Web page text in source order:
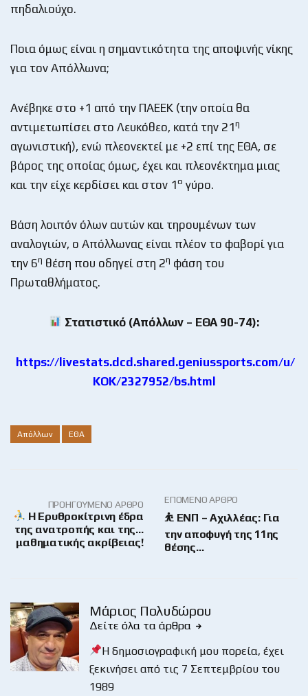
πηδαλιούχο.
Ποια όμως είναι η σημαντικότητα της αποψινής νίκης
για τον Απόλλωνα;
Ανέβηκε στο +1 από την ΠΑΕΕΚ (την οποία θα
αντιμετωπίσει στο Λευκόθεο, κατά την 21η
αγωνιστική), ενώ πλεονεκτεί με +2 επί της ΕΘΑ, σε
βάρος της οποίας όμως, έχει και πλεονέκτημα μιας
και την είχε κερδίσει και στον 1ο γύρο.
Βάση λοιπόν όλων αυτών και τηρουμένων των
αναλογιών, ο Απόλλωνας είναι πλέον το φαβορί για
την 6η θέση που οδηγεί στη 2η φάση του
Πρωταθλήματος.
Στατιστικό (Απόλλων – ΕΘΑ 90-74):
https://livestats.dcd.shared.geniussports.com/u/
KOK/2327952/bs.html
Απόλλων ΕΘΑ
ΠΡΟΗΓΟΎΜΕΝΟ ΆΡΘΡΟ
Η Ερυθροκίτρινη έδρα
της ανατροπής και της…
μαθηματικής ακρίβειας!
ΕΠΌΜΕΝΟ ΆΡΘΡΟ
⛹️ ΕΝΠ – Αχιλλέας: Για
την αποφυγή της 11ης
θέσης…
Μάριος Πολυδώρου
Δείτε όλα τα άρθρα
Η δημοσιογραφική μου πορεία, έχει
ξεκινήσει από τις 7 Σεπτεμβρίου του
1989